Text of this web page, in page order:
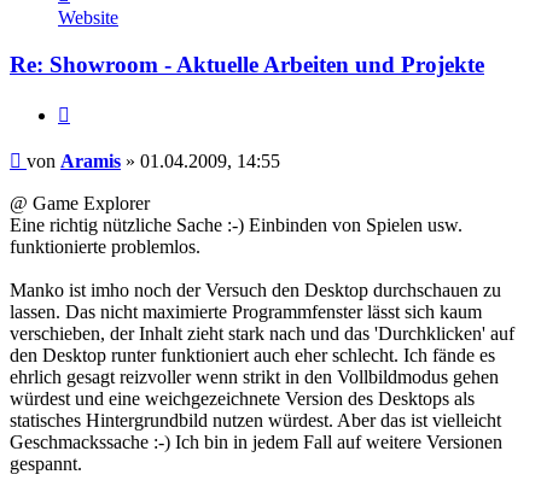
von
Aramis
Website
Re: Showroom - Aktuelle Arbeiten und Projekte
Beitrag
von Aramis » 01.04.2009, 14:55
@ Game Explorer
Eine richtig nützliche Sache :-) Einbinden von Spielen usw.
funktionierte problemlos.
Manko ist imho noch der Versuch den Desktop durchschauen zu
lassen. Das nicht maximierte Programmfenster lässt sich kaum
verschieben, der Inhalt zieht stark nach und das 'Durchklicken' auf
den Desktop runter funktioniert auch eher schlecht. Ich fände es
ehrlich gesagt reizvoller wenn strikt in den Vollbildmodus gehen
würdest und eine weichgezeichnete Version des Desktops als
statisches Hintergrundbild nutzen würdest. Aber das ist vielleicht
Geschmackssache :-) Ich bin in jedem Fall auf weitere Versionen
gespannt.